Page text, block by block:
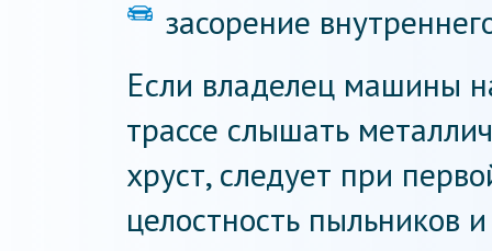
засорение
Если владелец машины
трассе слышать
хруст, следует при
целостность пыльников